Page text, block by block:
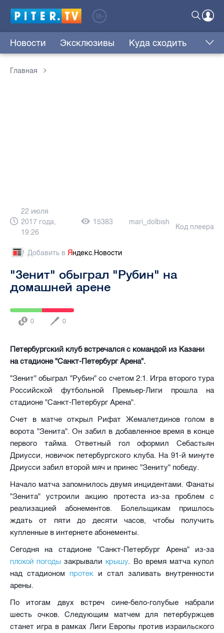
Новости Эксклюзивы Куда сходить
Главная
22 июля
2017 года,
19:26
15383 mari_dolbish
Код плеера
Добавить в Яндекс.Новости
"Зенит" обыграл "Рубин" на
домашней арене
0 0
Петербургский клуб встречался с командой из Казани
на стадионе "Санкт-Петербург Арена".
"Зенит" обыграл "Рубин" со счетом 2:1. Игра второго тура
Российской футбольной Премьер-Лиги прошла на
стадионе "Санкт-Петербург Арена".
Счет в матче открыл Рифат Жемалетдинов голом в
ворота "Зенита". Он забил в добавленное время в конце
первого тайма. Ответный гол оформил Себастьян
Дриусси, новичок петербургского клуба. На 91-й минуте
Дриусси забил второй мяч и принес "Зениту" победу.
Начало матча запомнилось двумя инцидентами. Фанаты
"Зенита" устроили акцию протеста из-за проблем с
реализацией абонементов. Болельщикам пришлось
ждать от пяти до десяти часов, чтобы получить
купленные в интернете абонементы.
Сегодня на стадионе "Санкт-Петербург Арена" из-за
плохой погоды закрываликрышу. Во время матча купол
над стадиономпротеки стал заливать внутренности
арены.
По итогам двух встреч сине-бело-голубые набрали
шесть очков. Следующим матчем для петербуржцев
станет игра в рамках Лиги Европы против израильского